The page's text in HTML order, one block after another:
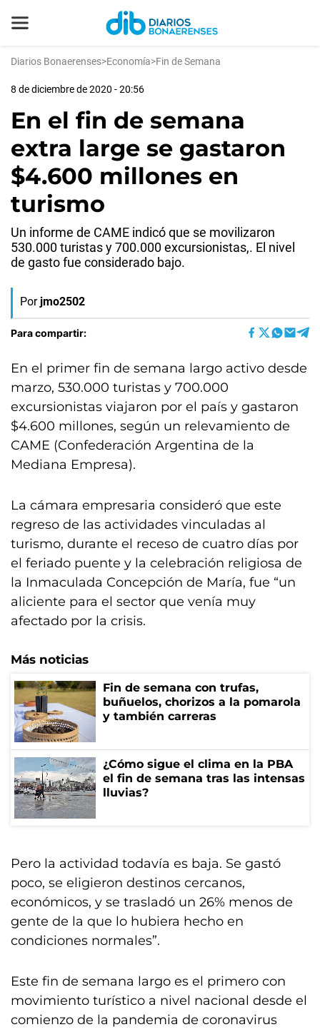
Diarios Bonaerenses>Economía>Fin de Semana
8 de diciembre de 2020 - 20:56
En el fin de semana
extra large se gastaron
$4.600 millones en
turismo
Un informe de CAME indicó que se movilizaron
530.000 turistas y 700.000 excursionistas,. El nivel
de gasto fue considerado bajo.
Por jmo2502
Para compartir:
En el primer fin de semana largo activo desde
marzo, 530.000 turistas y 700.000
excursionistas viajaron por el país y gastaron
$4.600 millones, según un relevamiento de
CAME (Confederación Argentina de la
Mediana Empresa).
La cámara empresaria consideró que este
regreso de las actividades vinculadas al
turismo, durante el receso de cuatro días por
el feriado puente y la celebración religiosa de
la Inmaculada Concepción de María, fue “un
aliciente para el sector que venía muy
afectado por la crisis.
Más noticias
Fin de semana con trufas,
buñuelos, chorizos a la pomarola
y también carreras
¿Cómo sigue el clima en la PBA
el fin de semana tras las intensas
lluvias?
Pero la actividad todavía es baja. Se gastó
poco, se eligieron destinos cercanos,
económicos, y se trasladó un 26% menos de
gente de la que lo hubiera hecho en
condiciones normales”.
Este fin de semana largo es el primero con
movimiento turístico a nivel nacional desde el
comienzo de la pandemia de coronavirus